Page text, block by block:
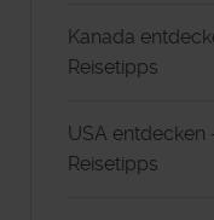
Kanada
Reisetipps
USA entdecken
Reisetipps